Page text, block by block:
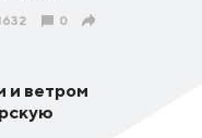
0
и ветром